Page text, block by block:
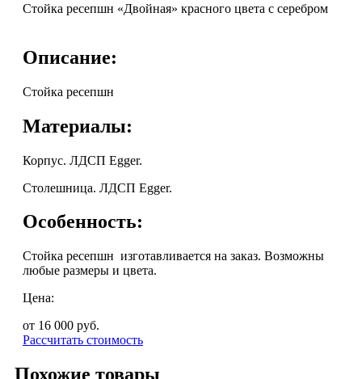
Стойка ресепшн «Двойная» красного цвета с серебром
Описание:
Стойка ресепшн
Материалы:
Корпус. ЛДСП Egger.
Столешница. ЛДСП Egger.
Особенность:
Стойка ресепшн изготавливается на заказ. Возможны
любые размеры и цвета.
Цена:
от 16 000 руб.
Рассчитать стоимость
Похожие товары